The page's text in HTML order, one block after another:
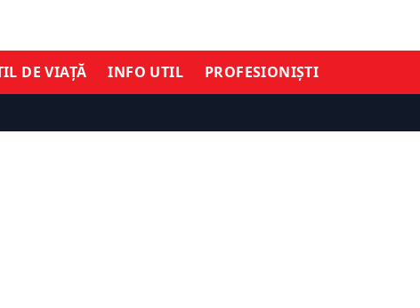
DE VIAȚĂ INFO UTIL PROFESIONIȘTI